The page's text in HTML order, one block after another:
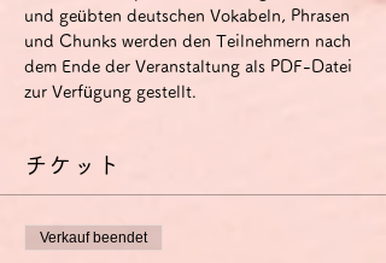
und geübten deutschen Vokabeln, Phrasen
und Chunks werden den Teilnehmern nach
dem Ende der Veranstaltung als PDF-Datei
zur Verfügung gestellt.
チケット
Verkauf beendet